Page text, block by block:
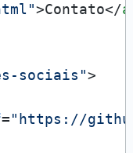
>Contato</a
sociais">
="https://